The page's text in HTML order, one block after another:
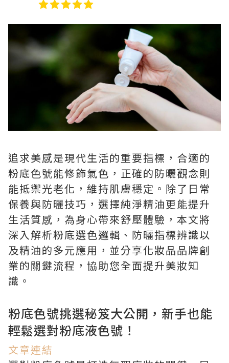
追求美感是現代生活的重要指標，合適的
粉底色號能修飾氣色，正確的防曬觀念則
能抵禦光老化，維持肌膚穩定。除了日常
保養與防曬技巧，選擇純淨精油更能提升
生活質感，為身心帶來舒壓體驗，本文將
深入解析粉底選色邏輯、防曬指標辨識以
及精油的多元應用，並分享化妝品品牌創
業的關鍵流程，協助您全面提升美妝知
識。
粉底色號挑選秘笈大公開，新手也能
輕鬆選對粉底液色號！
文章連結